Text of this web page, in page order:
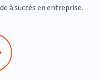
à succès en entreprise.